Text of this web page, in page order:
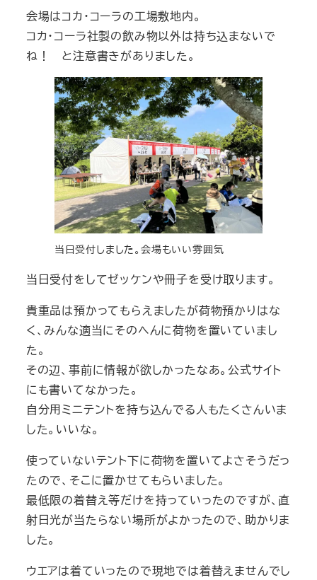
会場はコカ・コーラの工場敷地内。
コカ・コーラ社製の飲み物以外は持ち込まないで
ね！ と注意書きがありました。
当日受付しました。会場もいい雰囲気
当日受付をしてゼッケンや冊子を受け取ります。
貴重品は預かってもらえましたが荷物預かりはな
く、みんな適当にそのへんに荷物を置いていまし
た。
その辺、事前に情報が欲しかったなあ。公式サイト
にも書いてなかった。
自分用ミニテントを持ち込んでる人もたくさんいま
した。いいな。
使っていないテント下に荷物を置いてよさそうだっ
たので、そこに置かせてもらいました。
最低限の着替え等だけを持っていったのですが、直
射日光が当たらない場所がよかったので、助かりま
した。
ウエアは着ていったので現地では着替えませんでし